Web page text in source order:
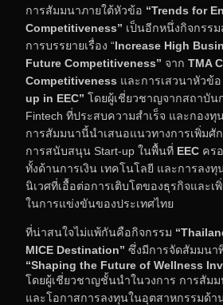
การสัมมนาภายใต้หัวข้อ “Trends for
Competitiveness” เป็นอีกหนึ่งกิจกรร
การบรรยายเรื่อง “Increase High
Future Competitiveness” จาก TMA
Competitiveness และการเสวนาหัวข้อ
up in EEC” โดยผู้เชี่ยวชาญจากสถาบัน
Fintech ที่ประสบความสำเร็จ และกอง
การสัมมนานี้นำเสนอแนวทางการเพิ่มศั
การสนับสนุน Start-up ในพื้นที่ EEC คร
ทั้งด้านการเงิน เทคโนโลยี และการลงทุ
นิเวศที่เอื้อต่อการเติบโตของธุรกิจและ
ในการแข่งขันของประเทศไทย
ที่น่าสนใจไม่แพ้กันคือกิจกรรม “
MICE Destination” ซึ่งมีการจัดสัมมนา
“Shaping the Future of Wellness
โดยผู้เชี่ยวชาญชั้นนำในวงการ การสัม
และโอกาสการลงทุนในอุตสาหกรรมด้